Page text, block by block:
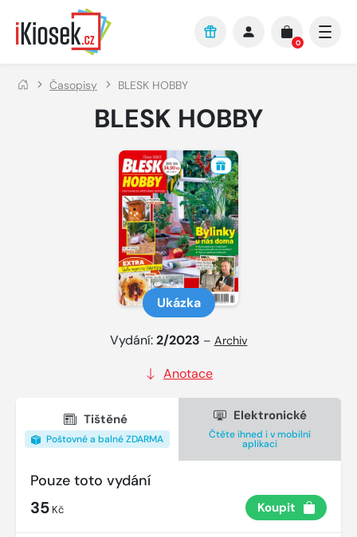
Přejít na hlavní obsah
0
Časopisy BLESK HOBBY
BLESK HOBBY
Ukázka
Vydání:2/2023 – Archiv
Anotace
Tištěné
Poštovné a balné ZDARMA
Elektronické
Čtěte ihned i v mobilní
aplikaci
Pouze toto vydání
35 Kč Koupit